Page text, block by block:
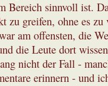
Bereich sinnvoll ist.
zu greifen, ohne es
am offensten, die
die Leute dort
nicht der Fall -
erinnern - und